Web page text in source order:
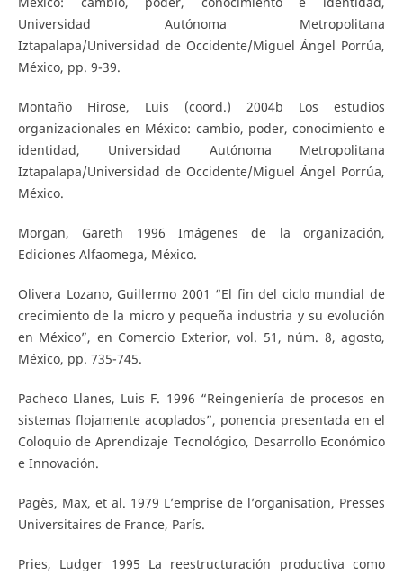
Universidad Autónoma Metropolitana
Iztapalapa/Universidad de Occidente/Miguel Ángel Porrúa,
México, pp. 9-39.
Montaño Hirose, Luis (coord.) 2004b Los estudios
organizacionales en México: cambio, poder, conocimiento e
identidad, Universidad Autónoma Metropolitana
Iztapalapa/Universidad de Occidente/Miguel Ángel Porrúa,
México.
Morgan, Gareth 1996 Imágenes de la organización,
Ediciones Alfaomega, México.
Olivera Lozano, Guillermo 2001 “El fin del ciclo mundial de
crecimiento de la micro y pequeña industria y su evolución
en México”, en Comercio Exterior, vol. 51, núm. 8, agosto,
México, pp. 735-745.
Pacheco Llanes, Luis F. 1996 “Reingeniería de procesos en
sistemas flojamente acoplados”, ponencia presentada en el
Coloquio de Aprendizaje Tecnológico, Desarrollo Económico
e Innovación.
Pagès, Max, et al. 1979 L’emprise de l’organisation, Presses
Universitaires de France, París.
Pries, Ludger 1995 La reestructuración productiva como